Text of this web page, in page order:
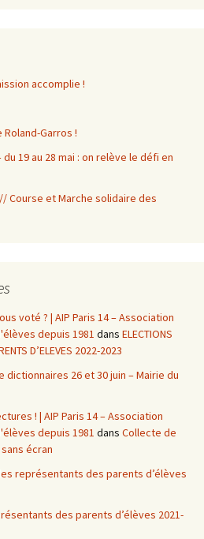
accomplie !
Garros !
19 au 28 mai : on relève le défi en
Course et Marche solidaire des
voté ? | AIP Paris 14 – Association
depuis 1981 dans ELECTIONS
D’ELEVES 2022-2023
dictionnaires 26 et 30 juin – Mairie du
! | AIP Paris 14 – Association
depuis 1981 dans Collecte de
écran
représentants des parents d’élèves
des parents d’élèves 2021-